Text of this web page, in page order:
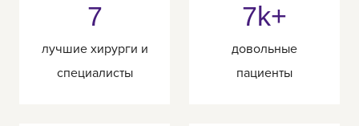
7
лучшие хирурги и
специалисты
7k+
довольные
пациенты